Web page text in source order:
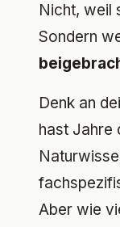
Nicht, weil
Sondern
Denk an
hast Jahre
Aber wie